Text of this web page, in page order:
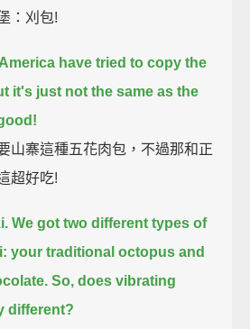
：刈包!
have tried to copy the
it's just not the same as the
山寨這種五花肉包，不過那和正
超好吃!
We got two different types of
your traditional octopus and
So, does vibrating
different?